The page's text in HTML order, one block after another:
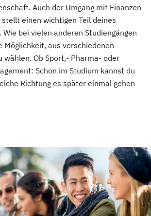
Auch der Umgang mit Finanzen
einen wichtigen Teil deines
Wie bei vielen anderen Studiengängen
Möglichkeit, aus verschiedenen
wählen. Ob Sport,- Pharma- oder
Schon im Studium kannst du
Richtung es später einmal gehen